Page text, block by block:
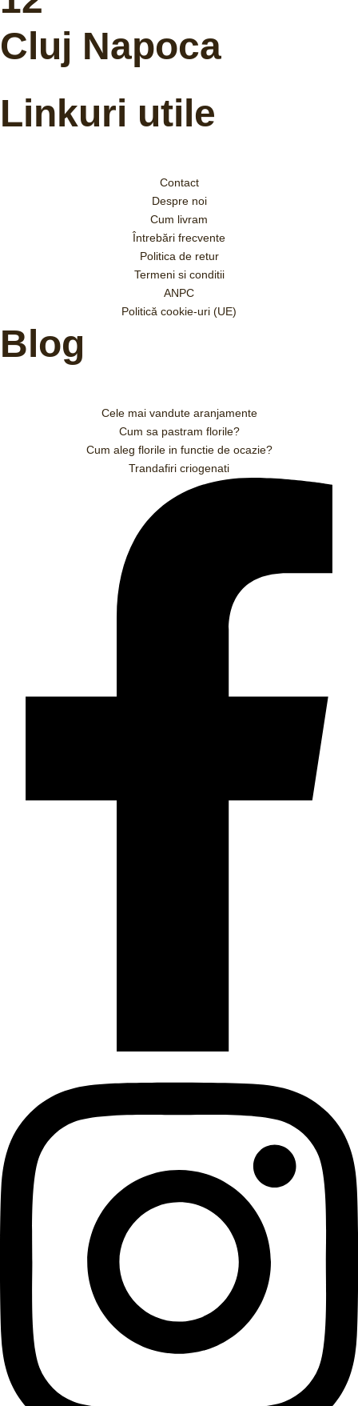
Cluj Napoca
Linkuri utile
Contact
Despre noi
Cum livram
Întrebări frecvente
Politica de retur
Termeni si conditii
ANPC
Politică cookie-uri (UE)
Blog
Cele mai vandute aranjamente
Cum sa pastram florile?
Cum aleg florile in functie de ocazie?
Trandafiri criogenati